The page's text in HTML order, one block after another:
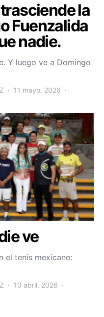
la
Fuenzalida
nadie.
Y luego ve a Domingo
11 mayo, 2026
ve
el tenis mexicano:
10 abril, 2026